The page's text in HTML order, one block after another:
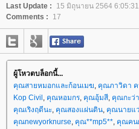
Last Update :
15 มิถุนายน 2564
Comments :
17
ผู้โหวตบล็อกนี้...
คุณสายหมอกและก้อนเมฆ, คุณภาวิดา
Kop Civil , คุณหอมกร, คุณอุ้มสี, คุณกะว่
คุณเริงฤดีนะ, คุณสองแผ่นดิน, คุณนายแ
คุณnewyorknurse, คุณ**mp5**, คุณคน